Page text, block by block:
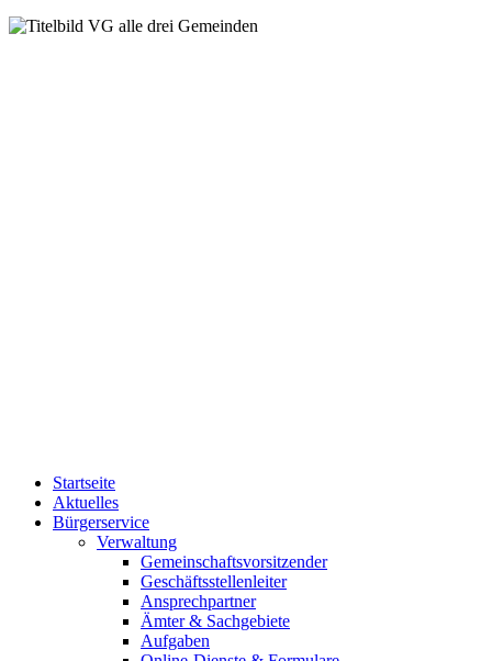
Startseite
Aktuelles
Bürgerservice
Verwaltung
Gemeinschaftsvorsitzender
Geschäftsstellenleiter
Ansprechpartner
Ämter & Sachgebiete
Aufgaben